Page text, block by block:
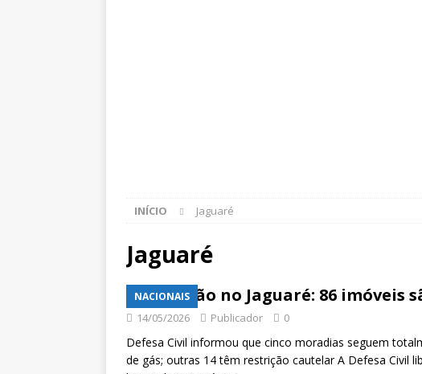
INÍCIO Jaguaré
Jaguaré
NACIONAIS
Explosão no Jaguaré: 86 imóveis
14/05/2026 Publicador 0
Defesa Civil informou que cinco moradias seguem
de gás; outras 14 têm restrição cautelar A Defesa Civil